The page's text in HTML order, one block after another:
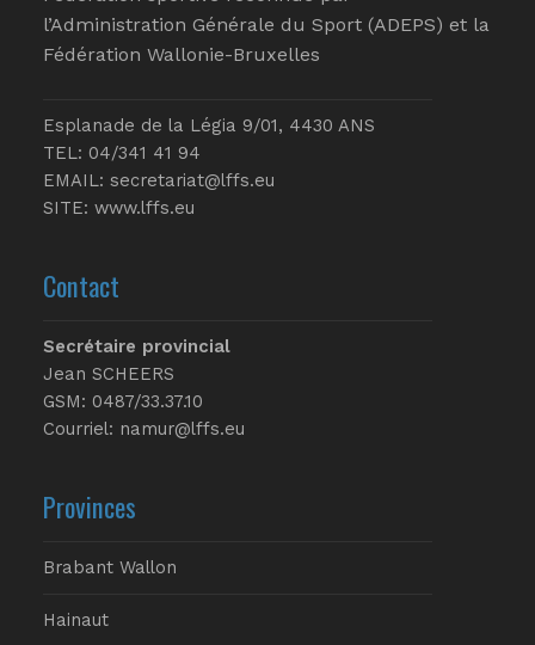
l’Administration Générale du Sport (ADEPS) et la
Fédération Wallonie-Bruxelles
Esplanade de la Légia 9/01, 4430 ANS
TEL: 04/341 41 94
EMAIL: secretariat@lffs.eu
SITE: www.lffs.eu
Contact
Secrétaire provincial
Jean SCHEERS
GSM: 0487/33.37.10
Courriel: namur@lffs.eu
Provinces
Brabant Wallon
Hainaut